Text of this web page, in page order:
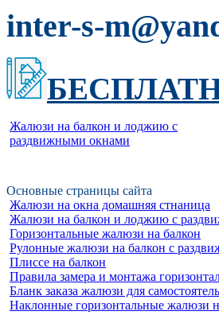
inter-s-
Жалюзи на балкон и лоджию c
раздвижными окнами
Основные страницы сайта
Жалюзи на окна домашняя стнаница
Жалюзи на балкон и лоджию c
Горизонтальные жалюзи на балкон
Рулонные жалюзи на балкон с
Плиссе на балкон
Правила замера и монтажа
Бланк заказа жалюзи для
Наклонные горизонтальные жалюзи